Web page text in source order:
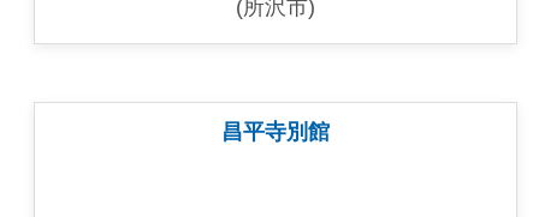
(所沢市)
昌平寺別館